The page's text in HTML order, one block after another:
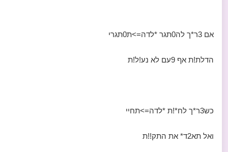
אם 3ר*ך לה0תגר *לדה=>ת0תגרי
הדלת!ת אף 9עם לא נע!ל!ת
כש3ר*ך לח*!ת *לדה=>תחיי
ואל תא2ד* את התק!!ת